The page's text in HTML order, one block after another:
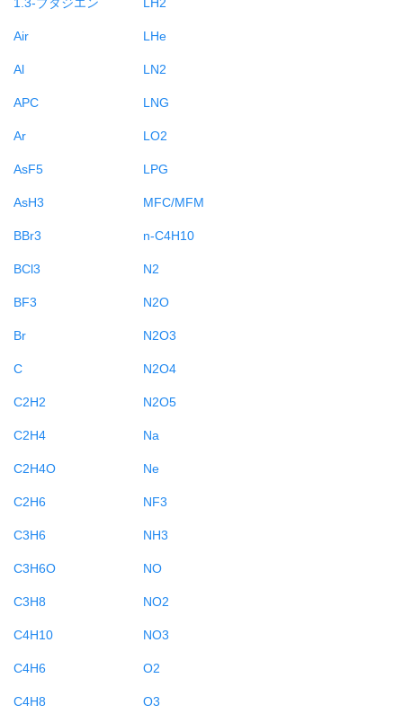
Air
Al
APC
Ar
AsF5
AsH3
BBr3
BCl3
BF3
Br
C
C2H2
C2H4
C2H4O
C2H6
C3H6
C3H6O
C3H8
C4H10
C4H6
C4H8
LHe
LN2
LNG
LO2
LPG
MFC/MFM
n-C4H10
N2
N2O
N2O3
N2O4
N2O5
Na
Ne
NF3
NH3
NO
NO2
NO3
O2
O3